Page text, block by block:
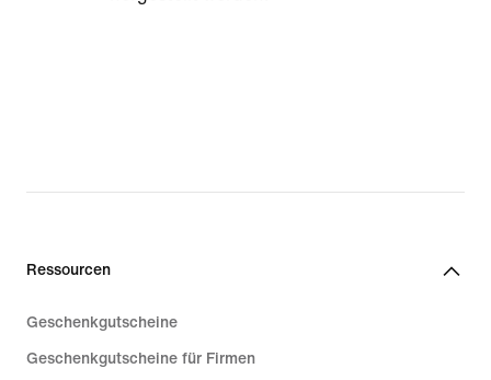
Ressourcen
Geschenkgutscheine
Geschenkgutscheine für Firmen